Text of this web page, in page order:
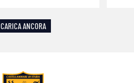
CARICA ANCORA